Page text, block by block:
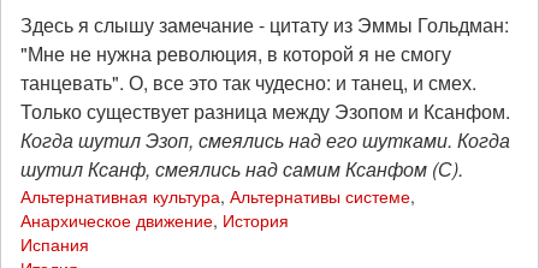
Здесь я слышу замечание - цитату из Эммы Гольдман:
"Мне не нужна революция, в которой я не смогу
танцевать". О, все это так чудесно: и танец, и смех.
Только существует разница между Эзопом и Ксанфом.
Когда шутил Эзоп, смеялись над его шутками. Когда
шутил Ксанф, смеялись над самим Ксанфом (С).
Альтернативная культура, Альтернативы системе,
Анархическое движение, История
Испания